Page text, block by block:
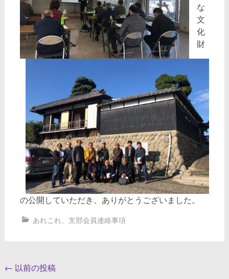
な
文
化
財
の公開していただき、ありがとうございました。
あれこれ、 支部会員連絡事項
投
← 以前の投稿